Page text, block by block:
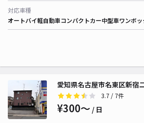
対応車種
オートバイ軽自動車コンパクトカー中型車ワンボッ
愛知県名古屋市名東区新宿
3.7 / 7件
¥300〜 / 日